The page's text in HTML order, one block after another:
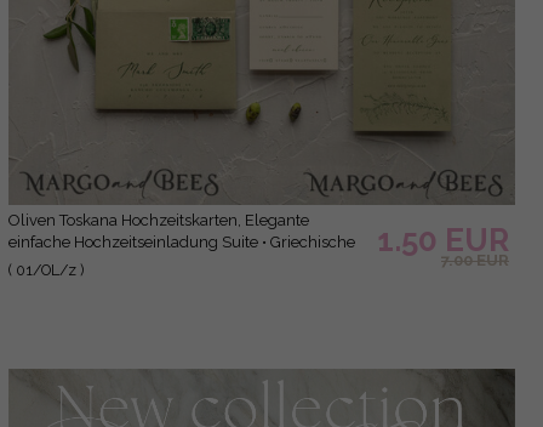
Oliven Toskana Hochzeitskarten, Elegante
einfache Hochzeitseinladung Suite • Griechische
Reise Hochzeitsstationery • Natürliche Oliven
( 01/OL/z )
1.50 EUR
7.00 EUR